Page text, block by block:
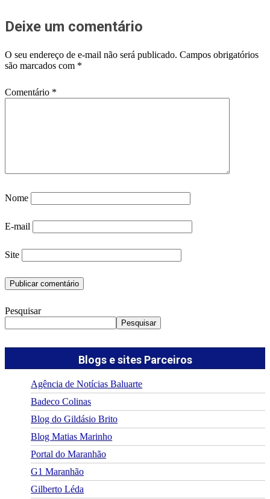
Deixe um comentário
O seu endereço de e-mail não será publicado. Campos obrigatórios
são marcados com *
Comentário *
Nome
E-mail
Site
Pesquisar
Pesquisar
Blogs e sites Parceiros
Agência de Notícias Baluarte
Badeco Colinas
Blog do Gildásio Brito
Blog Matias Marinho
Portal do Maranhão
G1 Maranhão
Gilberto Léda